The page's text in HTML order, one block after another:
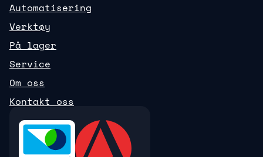
Automatisering
Verktøy
På lager
Service
Om oss
Kontakt oss